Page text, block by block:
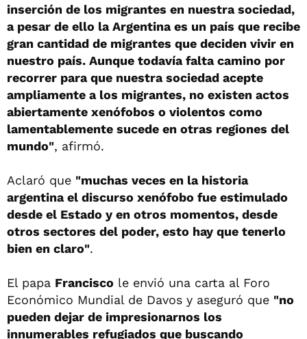
inserción de los migrantes en nuestra sociedad,
a pesar de ello la Argentina es un país que recibe
gran cantidad de migrantes que deciden vivir en
nuestro país. Aunque todavía falta camino por
recorrer para que nuestra sociedad acepte
ampliamente a los migrantes, no existen actos
abiertamente xenófobos o violentos como
lamentablemente sucede en otras regiones del
mundo", afirmó.
Aclaró que "muchas veces en la historia
argentina el discurso xenófobo fue estimulado
desde el Estado y en otros momentos, desde
otros sectores del poder, esto hay que tenerlo
bien en claro".
El papa Francisco le envió una carta al Foro
Económico Mundial de Davos y aseguró que "no
pueden dejar de impresionarnos los
innumerables refugiados que buscando